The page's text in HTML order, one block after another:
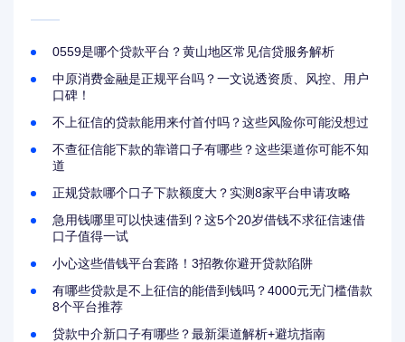
0559是哪个贷款平台？黄山地区常见信贷服务解析
中原消费金融是正规平台吗？一文说透资质、风控、用户
口碑！
不上征信的贷款能用来付首付吗？这些风险你可能没想过
不查征信能下款的靠谱口子有哪些？这些渠道你可能不知
道
正规贷款哪个口子下款额度大？实测8家平台申请攻略
急用钱哪里可以快速借到？这5个20岁借钱不求征信速借
口子值得一试
小心这些借钱平台套路！3招教你避开贷款陷阱
有哪些贷款是不上征信的能借到钱吗？4000元无门槛借款
8个平台推荐
贷款中介新口子有哪些？最新渠道解析+避坑指南